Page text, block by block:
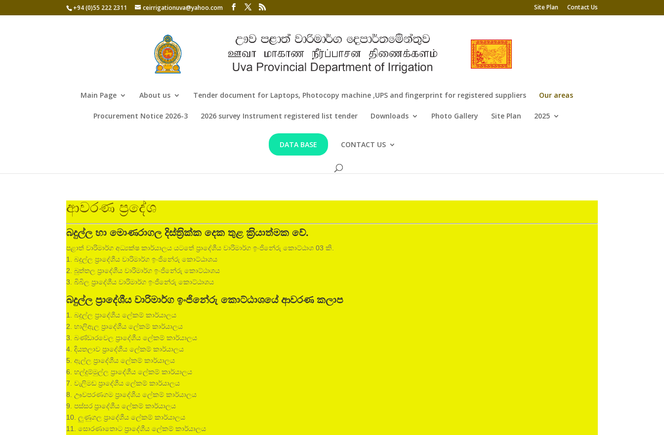
+94 (0)55 222 2311 ceirrigationuva@yahoo.com Site Plan Contact Us
Main Page About us Tender document for Laptops, Photocopy machine ,UPS and fingerprint for registered suppliers Our areas
Procurement Notice 2026-3 2026 survey Instrument registered list tender Downloads Photo Gallery Site Plan 2025
DATA BASE CONTACT US
ආවරණ ප්‍රදේශ
බදුල්ල හා මොණරාගල දිස්ත‍්‍රික්ක දෙක තුළ ක‍්‍රියාත්මක වේ.
පළාත් වාරිමාර්ග අධ්‍යක්ෂ කාර්යාලය යටතේ ප්‍රාදේශීය වාරිමාර්ග ඉංජිනේරු කොට්ඨාශ 03 කි.
1. බදුල්ල ප්‍රාදේශීය වාරිමාර්ග ඉංජිනේරු කොට්ඨාශය
2. බුත්තල ප්‍රාදේශීය වාරිමාර්ග ඉංජිනේරු කොට්ඨාශය
3. බිබිල ප්‍රාදේශීය වාරිමාර්ග ඉංජිනේරු කොට්ඨාශය
බදුල්ල ප්‍රාදේශීය වාරිමාර්ග ඉංජිනේරු කොට්ඨාශයේ ආවරණ කලාප
1. බදුල්ල ප්‍රාදේශීය ලේකම් කාර්යාලය
2. හාලිඇල ප්‍රාදේශීය ලේකම් කාර්යාලය
3. බණ්ඩාරවෙල ප්‍රාදේශීය ලේකම් කාර්යාලය
4. දියතලාව ප්‍රාදේශීය ලේකම් කාර්යාලය
5. ඇල්ල ප්‍රාදේශීය ලේකම් කාර්යාලය
6. හල්දුම්මුල්ල ප්‍රාදේශීය ලේකම් කාර්යාලය
7. වැලිමඩ ප්‍රාදේශීය ලේකම් කාර්යාලය
8. ඌවපරණගම ප්‍රාදේශීය ලේකම් කාර්යාලය
9. පස්සර ප්‍රාදේශීය ලේකම් කාර්යාලය
10. ලුණුගල ප්‍රාදේශීය ලේකම් කාර්යාලය
11. සොරණාතොට ප්‍රාදේශීය ලේකම් කාර්යාලය